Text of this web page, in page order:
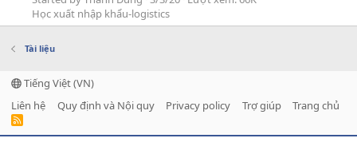
Học xuất nhập khẩu-logistics
Tài liệu
Tiếng Việt (VN)
Liên hệ
Quy định và Nội quy Privacy policy Trợ giúp Trang chủ
R